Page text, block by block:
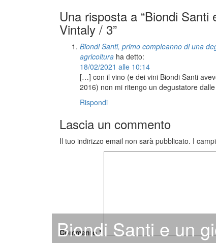
Biondi Santi e un
Una risposta a “Biondi
Vintaly / 3”
Biondi Santi, primo compleanno di una
agricoltura ha detto:
18/02/2021 alle 10:14
[…] con il vino (e dei vini Biondi Santi
2016) non mi ritengo un degustatore
Rispondi
Lascia un commento
Il tuo indirizzo email non sarà pubblicato. I
Commento *